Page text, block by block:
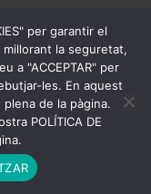
| Todos los
Publiedit
per garantir el
la seguretat,
a "ACCEPTAR" per
les. En aquest
de la pàgina.
POLÍTICA DE